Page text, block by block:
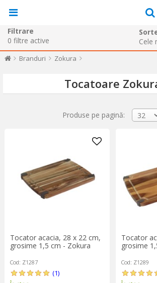
Filtrare
0 filtre active
Branduri Zokura
Tocatoare
Produse pe pagină:
Tocator acacia, 28 x 22 cm,
grosime 1,5 cm - Zokura
Cod: Z1287
(1)
Tocator
grosime
Cod: Z1289